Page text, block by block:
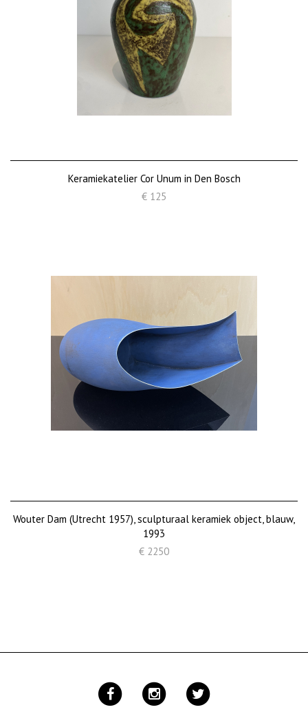
Keramiekatelier Cor Unum in Den Bosch
€ 125
Wouter Dam (Utrecht 1957), sculpturaal keramiek object, blauw,
1993
€ 2250